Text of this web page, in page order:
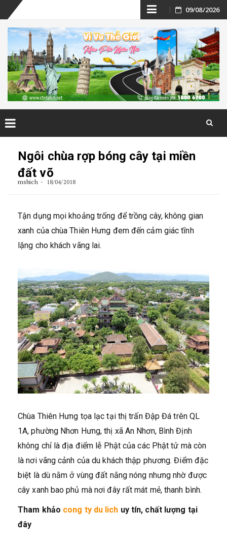
Skip
to
content
09/08/2026
Ngôi chùa rợp bóng cây tại miền
đất võ
msbich 18/04/2018
Tận dụng mọi khoảng trống để trồng cây, không gian
xanh của chùa Thiên Hưng đem đến cảm giác tĩnh
lặng cho khách vãng lai.
Chùa Thiên Hưng tọa lạc tại thị trấn Đập Đá trên QL
1A, phường Nhơn Hưng, thị xã An Nhơn, Bình Định
không chỉ là địa điểm lễ Phật của các Phật tử mà còn
là nơi vãng cảnh của du khách thập phương. Điểm đặc
biệt là dù nằm ở vùng đất nắng nóng nhưng nhờ được
cây xanh bao phủ mà nơi đây rất mát mẻ, thanh bình.
Tham khảo cong ty du lich uy tín, chất lượng tại
đây